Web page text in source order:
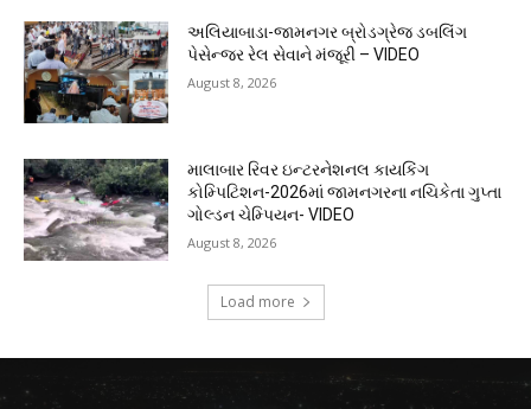
અલિયાબાડા-જામનગર બ્રોડગ્રેજ ડબલિંગ
પેસેન્જર રેલ સેવાને મંજૂરી – VIDEO
August 8, 2026
માલાબાર રિવર ઇન્ટરનેશનલ કાયકિંગ
કોમ્પિટિશન-2026માં જામનગરના નચિકેતા ગુપ્તા
ગોલ્ડન ચેમ્પિયન- VIDEO
August 8, 2026
Load more